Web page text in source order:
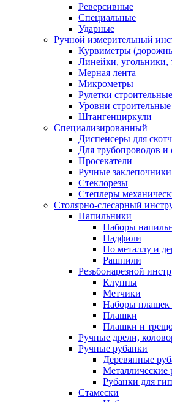
Реверсивные
Специальные
Ударные
Ручной измерительный
Курвиметры
Линейки, угольники,
Мерная лента
Микрометры
Рулетки строительные
Уровни строительные
Штангенциркули
Специализированный
Диспенсеры для
Для трубопроводов и
Просекатели
Ручные заклепочники
Стеклорезы
Степлеры
Столярно-слесарный
Напильники
Наборы
Надфили
По металлу и
Рашпили
Резьбонарезной
Клуппы
Метчики
Наборы плашек
Плашки
Плашки и
Ручные дрели,
Ручные рубанки
Деревянные
Металлические
Рубанки для
Стамески